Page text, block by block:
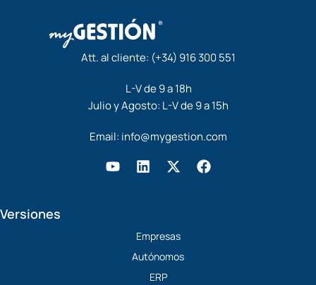
Att. al cliente: (+34) 916 300 551
L-V de 9 a 18h
Julio y Agosto: L-V de 9 a 15h
Email: info@mygestion.com
Y L
d
i
n
X
t
t
e
F
a
Versiones
Empresas
Autónomos
ERP